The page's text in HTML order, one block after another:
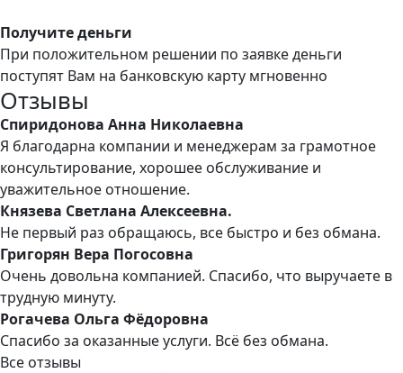
Получите деньги
При положительном решении по заявке деньги
поступят Вам на банковскую карту мгновенно
Отзывы
Спиридонова Анна Николаевна
Я благодарна компании и менеджерам за грамотное
консультирование, хорошее обслуживание и
уважительное отношение.
Князева Светлана Алексеевна.
Не первый раз обращаюсь, все быстро и без обмана.
Григорян Вера Погосовна
Очень довольна компанией. Спасибо, что выручаете в
трудную минуту.
Рогачева Ольга Фёдоровна
Спасибо за оказанные услуги. Всё без обмана.
Все отзывы